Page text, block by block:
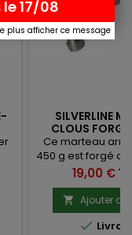
SILVERLINE
CLOUS
Ce marteau
450 g est forgé
de solidité. Il
en caoutchouc
choc.
Prix
19,00 €
 Ajouter au

le 17/08
plus afficher ce message